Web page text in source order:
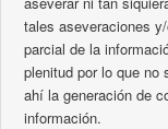
tales aseveraciones
parcial de la
plenitud por lo que no
ahí la generación de
información.